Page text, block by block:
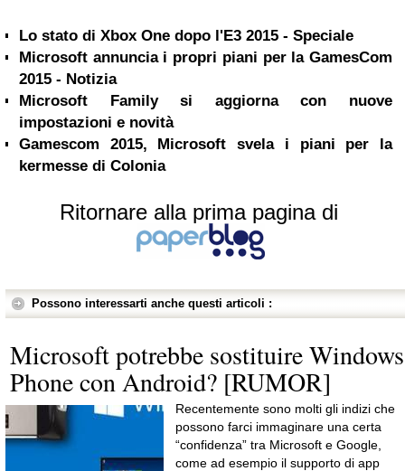
Lo stato di Xbox One dopo l'E3 2015 - Speciale
Microsoft annuncia i propri piani per la GamesCom
2015 - Notizia
Microsoft Family si aggiorna con nuove
impostazioni e novità
Gamescom 2015, Microsoft svela i piani per la
kermesse di Colonia
Ritornare alla prima pagina di
Possono interessarti anche questi articoli :
Microsoft potrebbe sostituire Windows
Phone con Android? [RUMOR]
Recentemente sono molti gli indizi che
possono farci immaginare una certa
“confidenza” tra Microsoft e Google,
come ad esempio il supporto di app